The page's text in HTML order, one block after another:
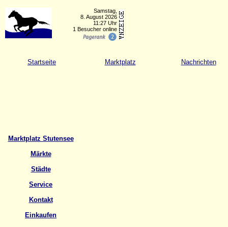
Samstag,
8. August 2026
11:27 Uhr
1 Besucher online
Startseite Marktplatz Nachrichten
Marktplatz Stutensee
Märkte
Städte
Service
Kontakt
Einkaufen